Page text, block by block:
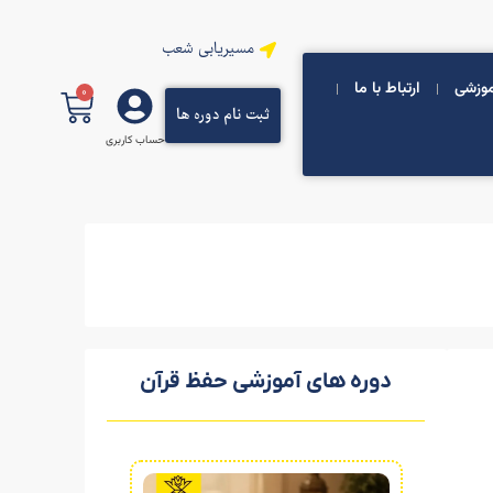
ارتباط با ما
مسیریابی شعب
ثبت نام دوره ها
حساب کاربری
0
دوره های آموزشی حفظ قرآن